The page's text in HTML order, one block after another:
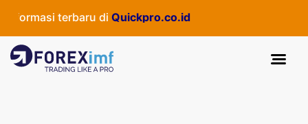
terbaru diQuickpro.co.id